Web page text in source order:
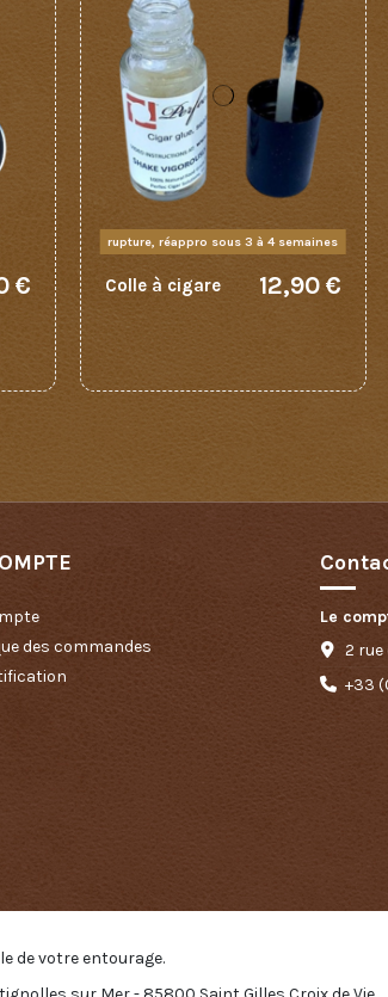
€
rupture, réappro sous 3 à 4 semaines
Colle à cigare 12,90 €
des commandes
Le
2
+33
de votre entourage.